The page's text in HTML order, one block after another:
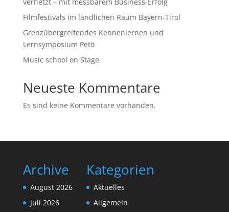
Filmfestivals im ländlichen Raum Bayern-Tirol
Grenzübergreifendes Kennenlernen und
Lernsymposium Petö
Music school on Stage
Neueste Kommentare
Es sind keine Kommentare vorhanden.
Archive
August 2026
Juli 2026
Kategorien
Aktuelles
Allgemein